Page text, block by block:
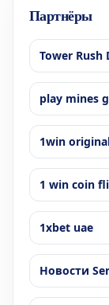
Партнёры
Tower Rush
play mines
1win
1 win coin
1xbet uae
Новости